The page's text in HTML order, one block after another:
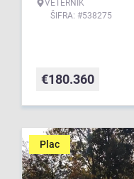
VETERNIK
ŠIFRA: #538275
€180.360
Plac